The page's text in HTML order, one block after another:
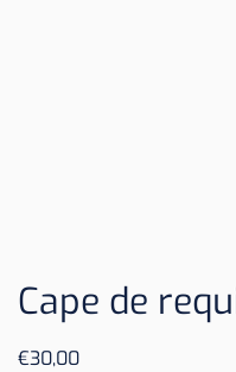
Cape de
€30,00